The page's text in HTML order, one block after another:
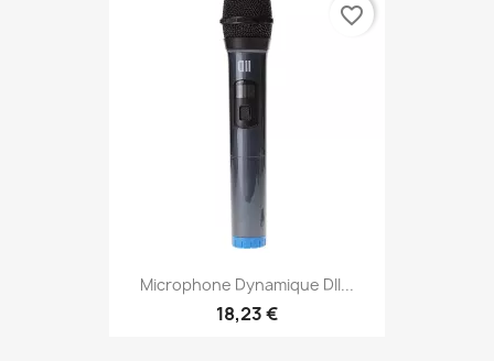
Microphone Dynamique DII...
18,23 €
favorite_border